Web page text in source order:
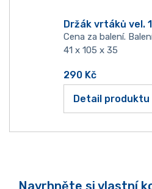
Držák vrtáků vel. 1
Cena za balení.
41 x 105 x 35
290 Kč
Detail produktu